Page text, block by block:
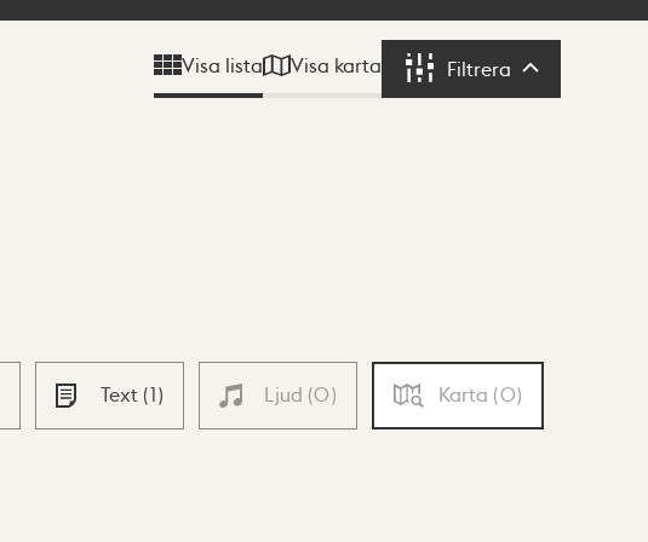
Visa lista Visa karta Filtrera Filtrera
Text (1) Ljud (0) Karta (0)